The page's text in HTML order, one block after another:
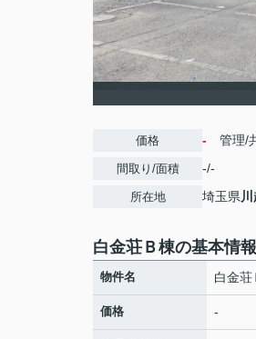
価格 - 管理/
間取り/面積 -/-
所在地 埼玉県
白金荘Ｂ棟の基本情報
物件名 白金荘
価格 -